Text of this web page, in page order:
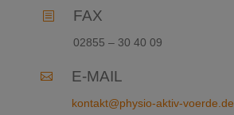
b FAX
02855 – 30 40 09
 E-MAIL
kontakt@physio-aktiv-voerde.de